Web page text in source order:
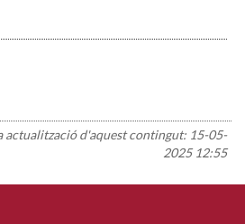
actualització d'aquest contingut: 15-05-
2025 12:55